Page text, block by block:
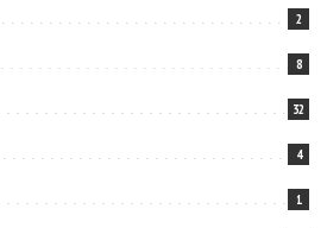
2
8
32
4
1